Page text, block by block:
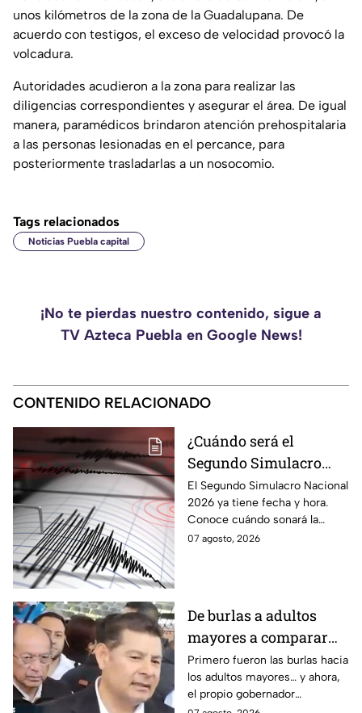
unos kilómetros de la zona de la Guadalupana. De
acuerdo con testigos, el exceso de velocidad provocó la
volcadura.
Autoridades acudieron a la zona para realizar las
diligencias correspondientes y asegurar el área. De igual
manera, paramédicos brindaron atención prehospitalaria
a las personas lesionadas en el percance, para
posteriormente trasladarlas a un nosocomio.
Tags relacionados
Noticias Puebla capital
¡No te pierdas nuestro contenido, sigue a
TV Azteca Puebla en Google News!
CONTENIDO RELACIONADO
¿Cuándo será el
Segundo Simulacro
Nacional 2026? A esta
hora sonará la alerta
sísmica
El Segundo Simulacro Nacional
2026 ya tiene fecha y hora.
Conoce cuándo sonará la
alerta sísmica y qué ocurrirá
07 agosto, 2026
De burlas a adultos
mayores a comparar
Puebla con Palestina:
Alejandro Armenta se
disculpa “a modo” por
Primero fueron las burlas hacia
los adultos mayores… y ahora,
el propio gobernador